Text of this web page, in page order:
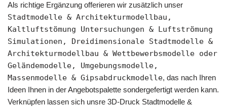
Als richtige Ergänzung offerieren wir zusätzlich unser
Stadtmodelle & Architekturmodellbau,
Kaltluftstömung Untersuchungen & Luftströmung
Simulationen, Dreidimensionale Stadtmodelle &
Architekturmodellbau & Wettbewerbsmodelle oder
Geländemodelle, Umgebungsmodelle,
Massenmodelle & Gipsabdruckmodelle, das nach Ihren
Ideen Ihnen in der Angebotspalette sondergefertigt werden kann.
Verknüpfen lassen sich unsre 3D-Druck Stadtmodelle &